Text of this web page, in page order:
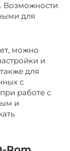
Возможности
для
можно
и
для
с
работе с
и